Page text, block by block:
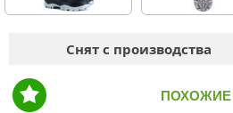
Снят с производства